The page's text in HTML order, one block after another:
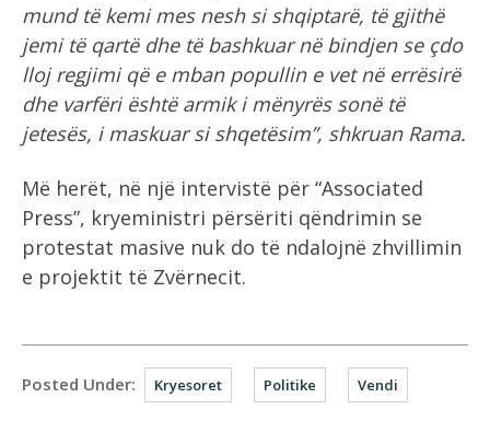
mund të kemi mes nesh si shqiptarë, të gjithë
jemi të qartë dhe të bashkuar në bindjen se çdo
lloj regjimi që e mban popullin e vet në errësirë
dhe varfëri është armik i mënyrës sonë të
jetesës, i maskuar si shqetësim”, shkruan Rama.
Më herët, në një intervistë për “Associated
Press”, kryeministri përsëriti qëndrimin se
protestat masive nuk do të ndalojnë zhvillimin
e projektit të Zvërnecit.
Posted Under: Kryesoret Politike Vendi